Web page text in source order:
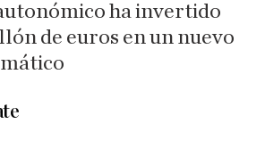
ha invertido
de euros en un nuevo